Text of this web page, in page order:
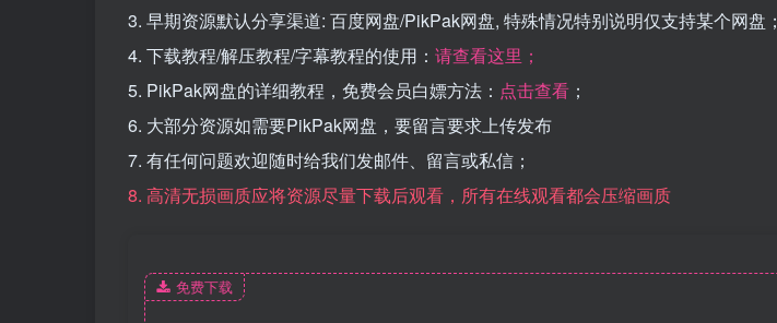
3. 早期资源默认分享渠道: 百度网盘/PikPak网盘, 特殊情况特别说明仅支持某个网盘；
4. 下载教程/解压教程/字幕教程的使用： 请查看这里；
5. PikPak网盘的详细教程，免费会员白嫖方法： 点击查看 ；
6. 大部分资源如需要PikPak网盘，要留言要求上传发布
7. 有任何问题欢迎随时给我们发邮件、留言或私信；
8. 高清无损画质应将资源尽量下载后观看，所有在线观看都会压缩画质
免费下载